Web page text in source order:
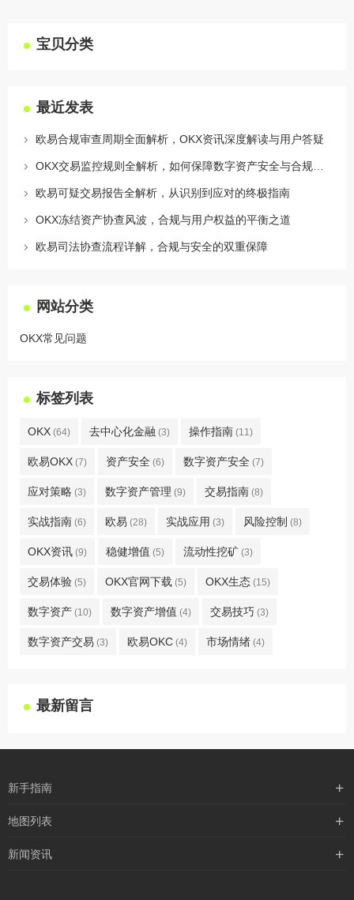
宝贝分类
最近发表
欧易合规审查周期全面解析，OKX资讯深度解读与用户答疑
欧易可疑交易报告全解析，从识别到应对的终极指南
OKX冻结资产协查风波，合规与用户权益的平衡之道
欧易司法协查流程详解，合规与安全的双重保障
网站分类
OKX常见问题
标签列表
OKX (64) 去中心化金融 (3) 操作指南 (11)
欧易OKX (7) 资产安全 (6) 数字资产安全 (7)
应对策略 (3) 数字资产管理 (9) 交易指南 (8)
实战指南 (6) 欧易 (28) 实战应用 (3) 风险控制 (8)
OKX资讯 (9) 稳健增值 (5) 流动性挖矿 (3)
交易体验 (5) OKX官网下载 (5) OKX生态 (15)
数字资产 (10) 数字资产增值 (4) 交易技巧 (3)
数字资产交易 (3) 欧易OKC (4) 市场情绪 (4)
最新留言
新手指南
购买流程
地图列表
最新文章
新闻资讯